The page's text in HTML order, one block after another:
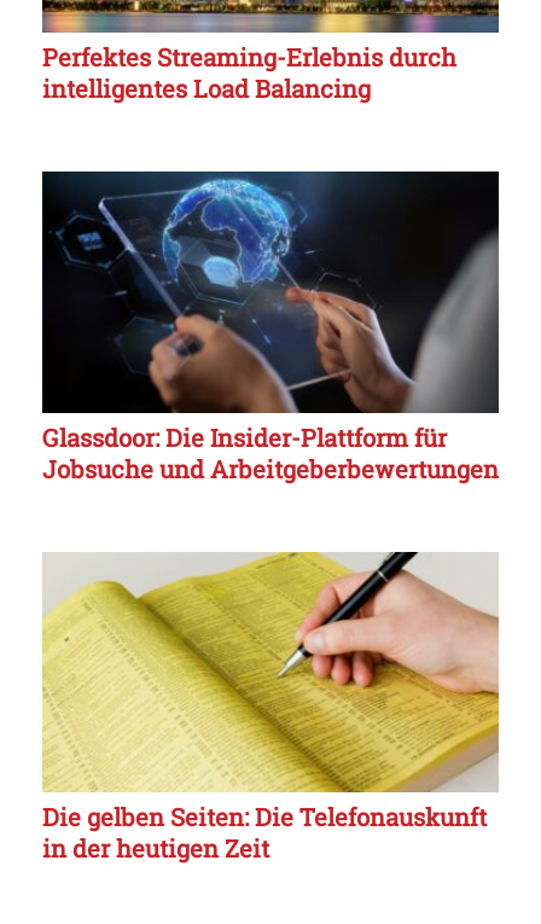
Perfektes Streaming-Erlebnis durch
intelligentes Load Balancing
Glassdoor: Die Insider-Plattform für
Jobsuche und Arbeitgeberbewertungen
Die gelben Seiten: Die Telefonauskunft
in der heutigen Zeit